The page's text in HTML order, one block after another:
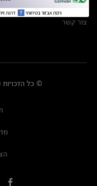
מרכזי שירות
צור קשר
© כל